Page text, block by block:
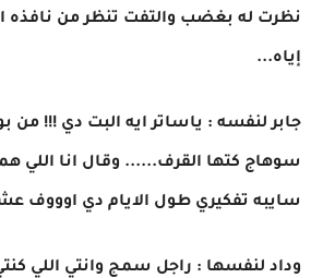
نظرت له بغضب والتفت تنظر من نافذه
إياه...
جابر لنفسه : ياساتر ايه البت دي !!!
سوهاج كتها القرف...... وقال انا اللي
سايبه تفكيري طول الايام دي اوووف
وداد لنفسها : راجل سمج وانتي اللي